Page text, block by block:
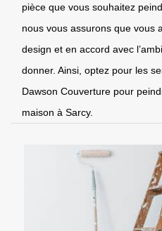
pièce que vous souhaitez
nous vous assurons que vous
design et en accord avec
donner. Ainsi, optez pour les
Dawson Couverture pour
maison à Sarcy.